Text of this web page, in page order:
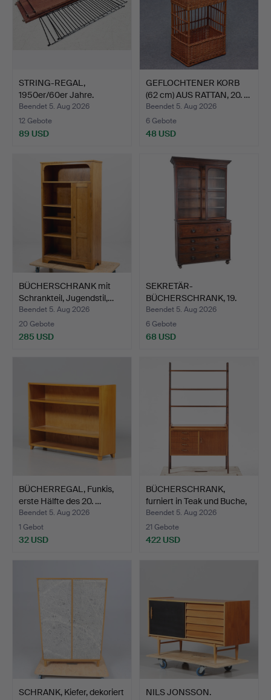
STRING-REGAL,
1950er/60er Jahre.
Beendet 5. Aug 2026
12 Gebote
89 USD
GEFLOCHTENER KORB
(62 cm) AUS RATTAN, 20. …
Beendet 5. Aug 2026
6 Gebote
48 USD
BÜCHERSCHRANK mit
Schrankteil, Jugendstil,…
Beendet 5. Aug 2026
20 Gebote
285 USD
SEKRETÄR-
BÜCHERSCHRANK, 19.
JAHRHUNDERT, M…
Beendet 5. Aug 2026
6 Gebote
68 USD
BÜCHERREGAL, Funkis,
erste Hälfte des 20. …
Beendet 5. Aug 2026
1 Gebot
32 USD
BÜCHERSCHRANK,
furniert in Teak und Buche,
…
Beendet 5. Aug 2026
21 Gebote
422 USD
SCHRANK, Kiefer, dekoriert
NILS JONSSON.